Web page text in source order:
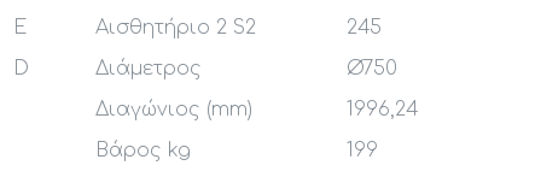
E
Αισθητήριο 2 S2
245
D
Διάμετρος
Ø750
Διαγώνιος (mm)
1996,24
Βάρος kg
199